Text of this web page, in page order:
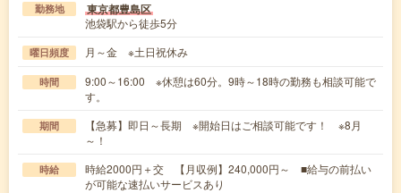
勤務地 東京都豊島区
池袋駅から徒歩5分
曜日頻度 月～金 ※土日祝休み
時間
9:00～16:00 ※休憩は60分。9時～18時の勤務も相談可能で
す。
期間
【急募】即日～長期 ※開始日はご相談可能です！ ※8月
～！
時給
時給2000円＋交 【月収例】240,000円～ ■給与の前払い
が可能な速払いサービスあり